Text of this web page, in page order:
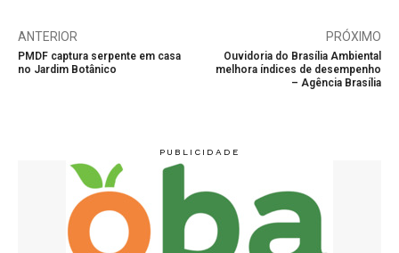
ANTERIOR
PMDF captura serpente em casa
no Jardim Botânico
PRÓXIMO
Ouvidoria do Brasília Ambiental
melhora índices de desempenho
– Agência Brasília